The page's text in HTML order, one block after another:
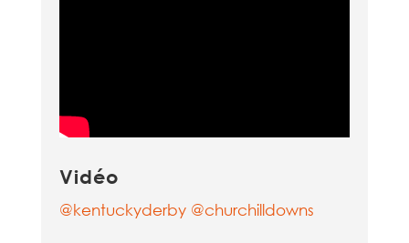
Vidéo
@kentuckyderby @churchilldowns